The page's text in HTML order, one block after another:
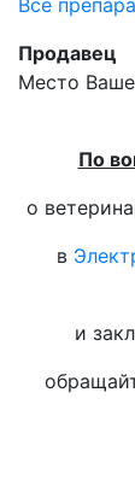
Все
Продавец
Место
По
о
в
и